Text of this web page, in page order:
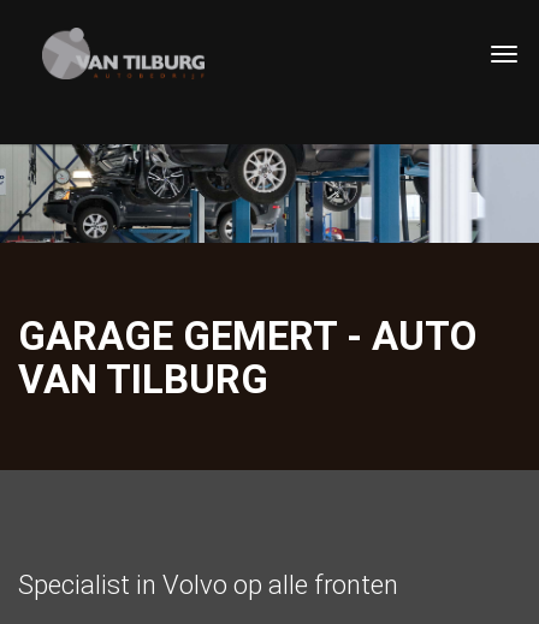
GARAGE GEMERT - AUTO
VAN TILBURG
Specialist in Volvo op alle fronten